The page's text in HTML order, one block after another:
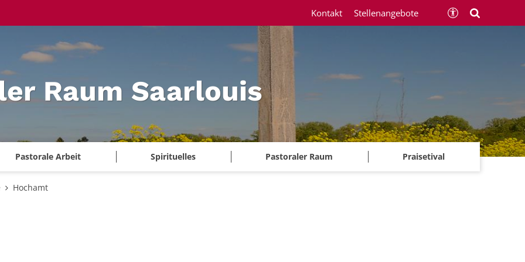
Raum Saarlouis
Pastorale Arbeit Spirituelles Pastoraler Raum Praisetival
Kontakt Stellenangebote
Hochamt